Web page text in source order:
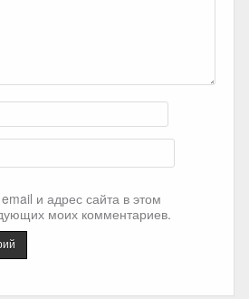
и адрес сайта в этом
моих комментариев.